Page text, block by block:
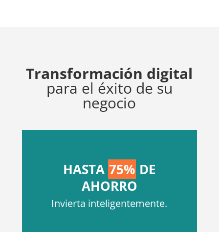
Transformación digital
para el éxito de su
negocio
HASTA 75% DE
AHORRO
Invierta inteligentemente.